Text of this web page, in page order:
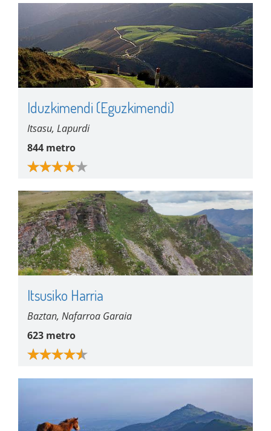
Iduzkimendi (Eguzkimendi)
Itsasu, Lapurdi
844 metro
Itsusiko Harria
Baztan, Nafarroa Garaia
623 metro